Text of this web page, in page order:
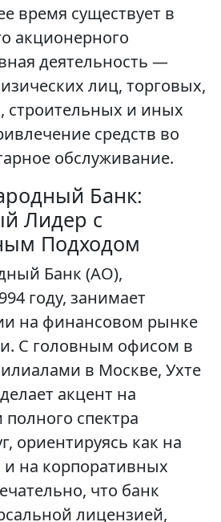
время существует в
акционерного
деятельность —
лиц, торговых,
и иных
средств во
обслуживание.
Банк:
Лидер с
Подходом
Банк (АО),
году, занимает
на финансовом рынке
С головным офисом в
в Москве, Ухте
акцент на
спектра
ориентируясь как на
и на корпоративных
что банк
лицензией,